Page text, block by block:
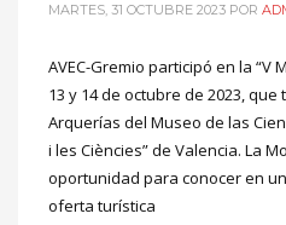
MARTES, 31 OCTUBRE 2023 POR
AVEC-Gremio participó en la “V
13 y 14 de octubre de 2023,
Arquerías del Museo de las
i les Ciències” de Valencia. La
oportunidad para conocer en
oferta turística